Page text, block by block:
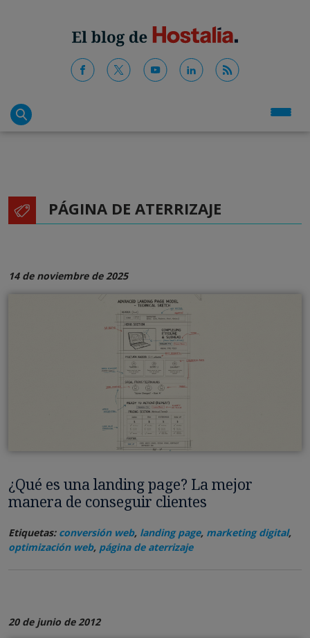
PÁGINA DE ATERRIZAJE
14 de noviembre de 2025
¿Qué es una landing page? La mejor
manera de conseguir clientes
Etiquetas: conversión web, landing page, marketing digital,
optimización web, página de aterrizaje
20 de junio de 2012